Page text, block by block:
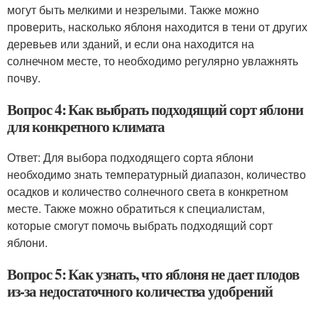
могут быть мелкими и незрелыми. Также можно
проверить, насколько яблоня находится в тени от других
деревьев или зданий, и если она находится на
солнечном месте, то необходимо регулярно увлажнять
почву.
Вопрос 4: Как выбрать подходящий сорт яблони
для конкретного климата
Ответ: Для выбора подходящего сорта яблони
необходимо знать температурный диапазон, количество
осадков и количество солнечного света в конкретном
месте. Также можно обратиться к специалистам,
которые смогут помочь выбрать подходящий сорт
яблони.
Вопрос 5: Как узнать, что яблоня не дает плодов
из-за недостаточного количества удобрений